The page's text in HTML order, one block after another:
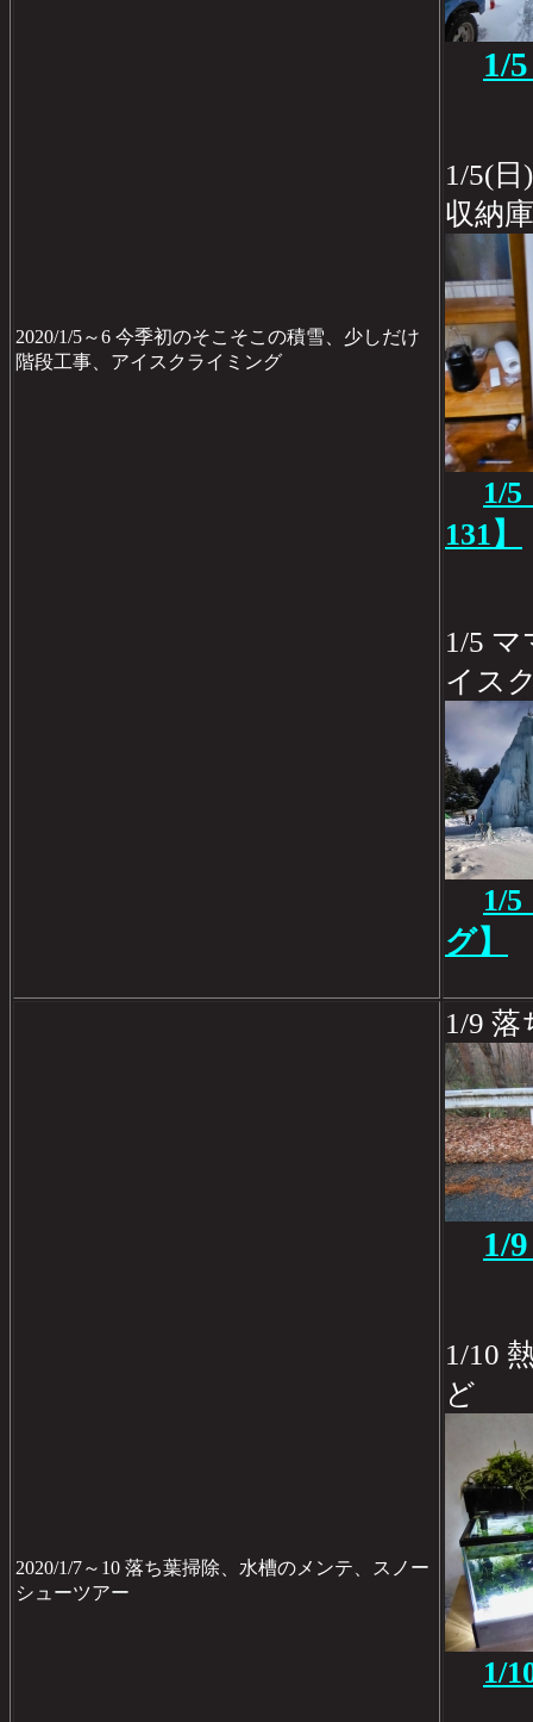
2020/1/5～6 今季初のそこそこの積雪、少しだけ
階段工事、アイスクライミング
1/
1/5(
収納
1/
131】
1/5
イス
1/
グ】
2020/1/7～10 落ち葉掃除、水槽のメンテ、スノー
シューツアー
1/9 落
1/
1/10
ど
1/